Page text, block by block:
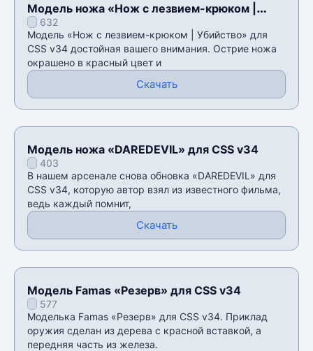
Модель ножа «Нож с лезвием-крюком |
Убийство» для CSS v34
632
Модель «Нож с лезвием-крюком | Убийство» для
CSS v34 достойная вашего внимания. Острие ножа
окрашено в красный цвет и
Скачать
Модель ножа «DAREDEVIL» для CSS v34
403
В нашем арсенале снова обновка «DAREDEVIL» для
CSS v34, которую автор взял из известного фильма,
ведь каждый помнит,
Скачать
Модель Famas «Резерв» для CSS v34
577
Моделька Famas «Резерв» для CSS v34. Приклад
оружия сделан из дерева с красной вставкой, а
передняя часть из железа.